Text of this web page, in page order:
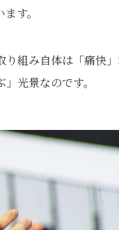
す。
組み自体は「痛快」
光景なのです。